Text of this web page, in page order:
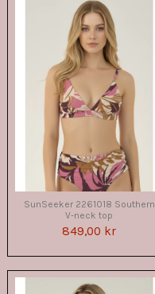
SunSeeker 2261018 Southern
V-neck top
849,00 kr